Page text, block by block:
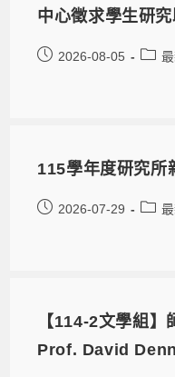
中心徵求學生研
2026-08-05
115學年度研究所
2026-07-29
【114-2文學組
Prof. David